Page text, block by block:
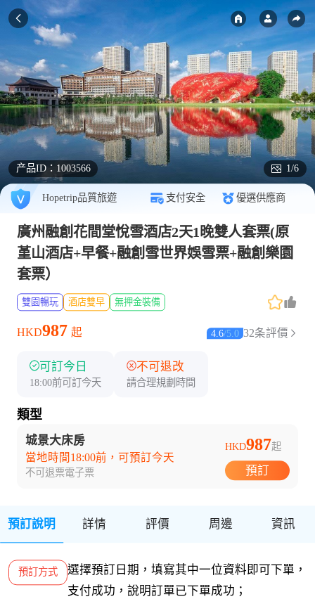
产品ID： 1003566 1/6
Hopetrip品質旅遊 支付安全 優選供應商
廣州融創花間堂悅雪酒店2天1晚雙人套票(原
堇山酒店+早餐+融創雪世界娛雪票+融創樂園
套票）
雙園暢玩 酒店雙早 無押金裝備
HKD987 起 4.6/5.0 32条評價
可訂今日
18:00前可訂今天
不可退改
請合理規劃時間
類型
城景大床房
當地時間18:00前，可預訂今天
不可退票電子票
HKD987起
預訂
預訂說明 詳情 評價 周邊 資訊
預訂方式
選擇預訂日期，填寫其中一位資料即可下單，
支付成功，說明訂單已下單成功；